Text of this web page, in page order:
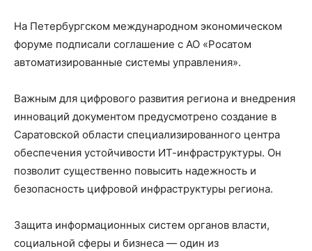
На Петербургском международном экономическом
форуме подписали соглашение с АО «Росатом
автоматизированные системы управления».
Важным для цифрового развития региона и внедрения
инноваций документом предусмотрено создание в
Саратовской области специализированного центра
обеспечения устойчивости ИТ-инфраструктуры. Он
позволит существенно повысить надежность и
безопасность цифровой инфраструктуры региона.
Защита информационных систем органов власти,
социальной сферы и бизнеса — один из